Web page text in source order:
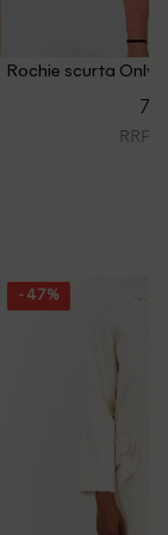
Rochie scurta Only
RRP:
- 47%